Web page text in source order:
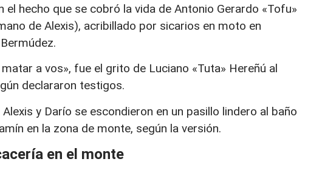
el hecho que se cobró la vida de Antonio Gerardo «Tofu»
de Alexis), acribillado por sicarios en moto en
a vos», fue el grito de Luciano «Tuta» Hereñú al
declararon testigos.
y Darío se escondieron en un pasillo lindero al baño
en la zona de monte, según la versión.
en el monte